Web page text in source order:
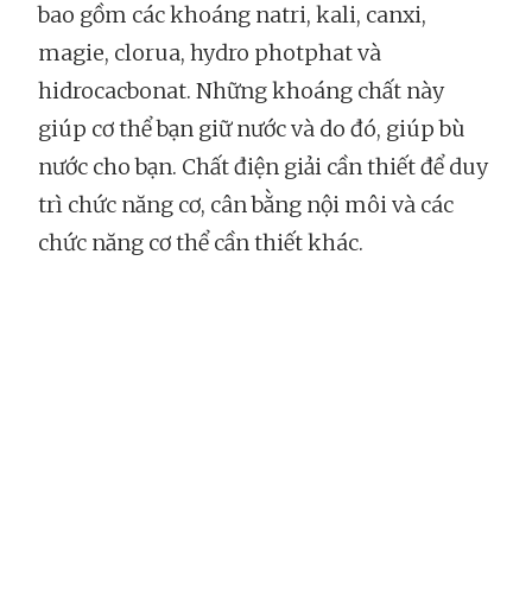
bao gồm các khoáng natri, kali, canxi,
magie, clorua, hydro photphat và
hidrocacbonat. Những khoáng chất này
giúp cơ thể bạn giữ nước và do đó, giúp bù
nước cho bạn. Chất điện giải cần thiết để duy
trì chức năng cơ, cân bằng nội môi và các
chức năng cơ thể cần thiết khác.